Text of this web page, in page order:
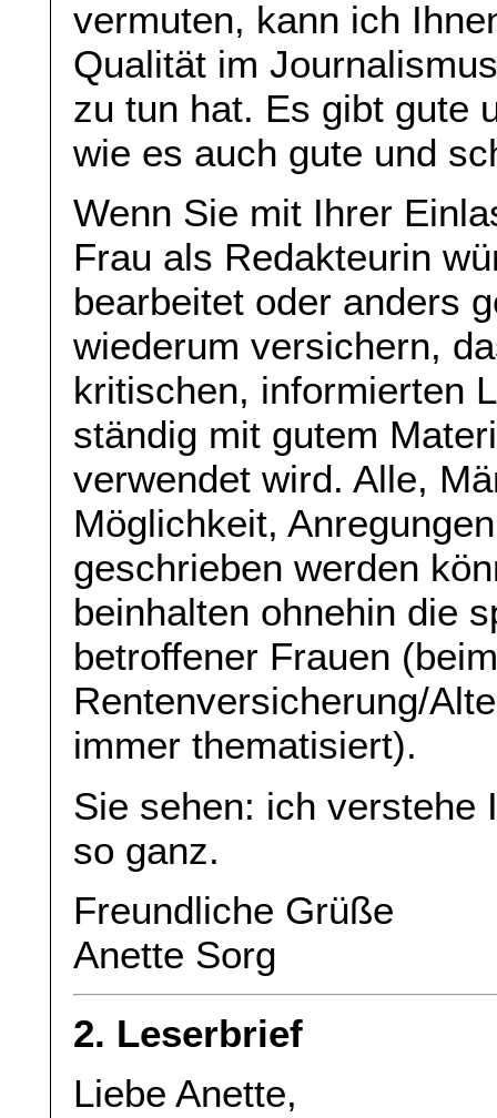
vermuten, kann ich
Qualität im
zu tun hat. Es gibt gute
wie es auch gute und
Wenn Sie mit Ihrer
Frau als Redakteurin
bearbeitet oder anders
wiederum versichern,
kritischen, informierten
ständig mit gutem
verwendet wird. Alle,
Möglichkeit,
geschrieben werden
beinhalten ohnehin die
betroffener Frauen
Rentenversicherung/
immer thematisiert).
Sie sehen: ich verstehe
so ganz.
Freundliche Grüße
Anette Sorg
2. Leserbrief
Liebe Anette,